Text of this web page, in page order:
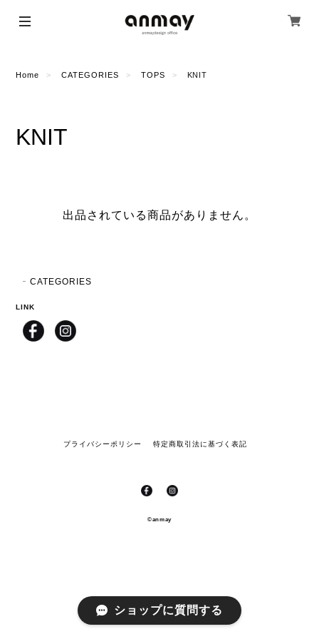
Home CATEGORIES TOPS KNIT
KNIT
出品されている商品がありません。
CATEGORIES
LINK
プライバシーポリシー 特定商取引法に基づく表記
©anmay
ショップに質問する